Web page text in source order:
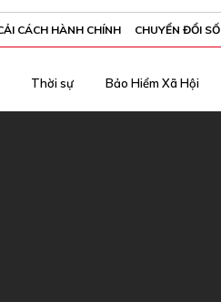
CÁCH HÀNH CHÍNH CHUYỂN ĐỔI SỐ
Thời sự Bảo Hiểm Xã Hội